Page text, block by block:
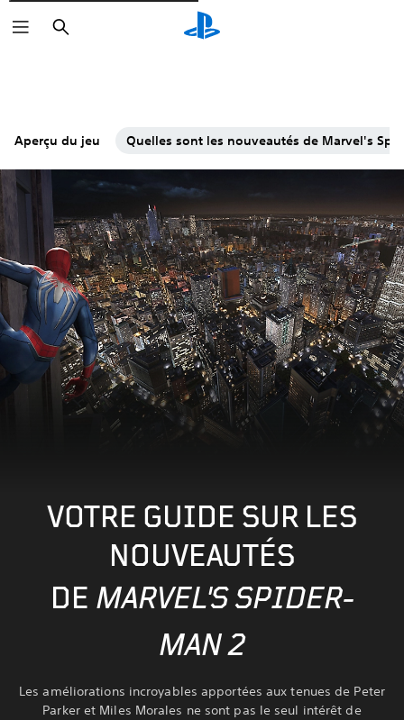
Rechercher
Aperçu du jeu Quelles sont les nouveautés de Marvel's
VOTRE GUIDE SUR LES
NOUVEAUTÉS
DE MARVEL'S SPIDER-
MAN 2
Les améliorations incroyables apportées aux tenues de Peter
Parker et Miles Morales ne sont pas le seul intérêt de